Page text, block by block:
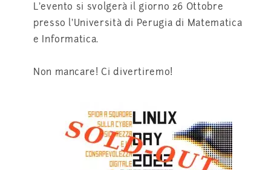
L’evento si svolgerà il giorno 26 Ottobre
presso l’Università di Perugia di Matematica
e Informatica.
Non mancare! Ci divertiremo!